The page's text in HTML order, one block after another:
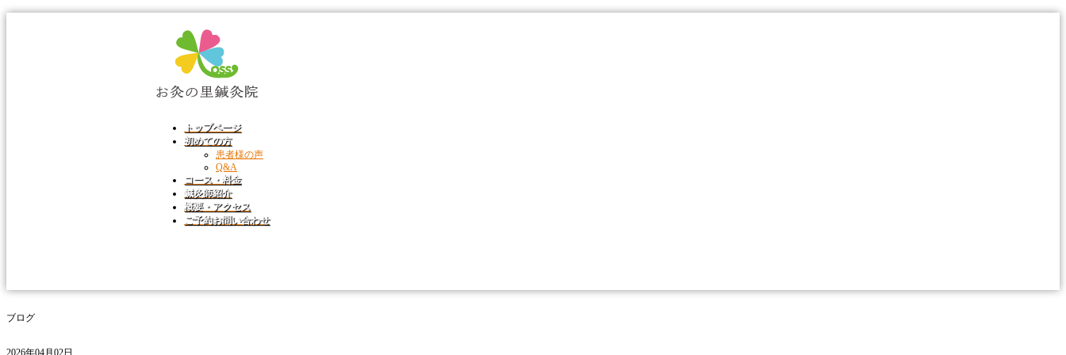
トップページ
初めての方
患者様の声
Q&A
コース・料金
鍼灸師紹介
概要・アクセス
ご予約お問い合わせ
ブログ
2026年04月02日